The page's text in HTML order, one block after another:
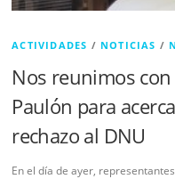
ACTIVIDADES / NOTICIAS /
Nos reunimos
Paulón para
rechazo al DNU
En el día de ayer,